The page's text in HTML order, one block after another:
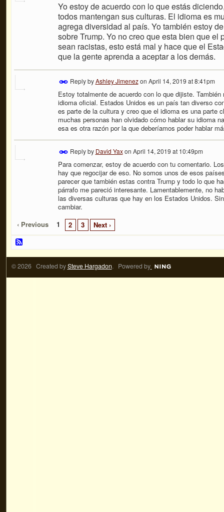
Yo estoy de acuerdo con lo que estás
todos mantengan sus culturas. El idioma es
agrega diversidad al país. Yo también estoy
sobre Trump. Yo no creo que esta bien que el
sean racistas, esto está mal y hace que el
que la gente aprenda a aceptar a los demás.
Reply by Ashley Jimenezon April 14, 2019 at 8:41pm
Estoy totalmente de acuerdo con lo que dijiste.
idioma oficial. Estados Unidos es un país tan diverso
es parte de la cultura y creo que el idioma es una parte
muchas personas han olvidado cómo hablar su idioma
esa es otra razón por la que deberíamos poder hablar
Reply by David Yaxon April 14, 2019 at 10:49pm
Para comenzar, estoy de acuerdo con tu comentario.
hay que regocijar de eso. No somos unos de esos
parecer que también estas contra Trump y todo lo que
párrafo me pareció interesante. Lamentablemente, no
las diversas culturas que hay en los Estados Unidos.
cambiar.
‹ Previous
1 2 3 Next ›
© 2026 Created bySteve Hargadon. Powered by